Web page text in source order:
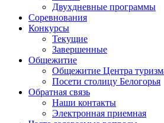
Двухдневные программы
Соревнования
Конкурсы
Текущие
Завершенные
Общежитие
Общежитие Центра
Посети столицу Белогорья
Обратная связь
Наши контакты
Электронная приемная